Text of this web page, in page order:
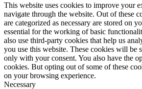
This website uses cookies to improve your
navigate through the website. Out of these
are categorized as necessary are stored on
essential for the working of basic
also use third-party cookies that help us
you use this website. These cookies will be
only with your consent. You also have the
cookies. But opting out of some of these
on your browsing experience.
Necessary